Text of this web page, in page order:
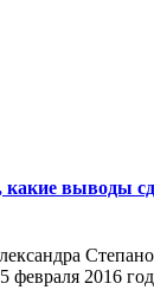
выводы
февраля 2016